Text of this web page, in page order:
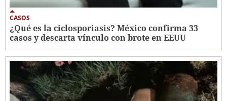
CASOS
¿Qué es la ciclosporiasis? México confirma 33
casos y descarta vínculo con brote en EEUU